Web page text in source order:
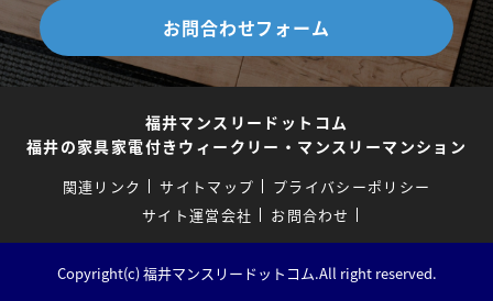
お問合わせフォーム
福井マンスリードットコム
福井の家具家電付きウィークリー・マンスリーマンション
関連リンク サイトマップ
プライバシーポリシー
サイト運営会社
お問合わせ
Copyright(c) 福井マンスリードットコム.All right reserved.